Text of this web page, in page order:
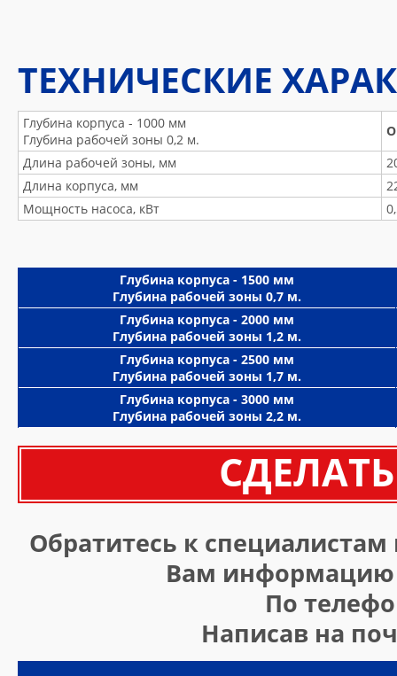
ТЕХНИЧЕСКИЕ
Глубина корпуса - 1000 мм
Глубина рабочей зоны 0,2 м.
Длина рабочей зоны, мм
Длина корпуса, мм
Мощность насоса, кВт
Глубина корпуса - 1500 мм
Глубина рабочей зоны 0,7 м.
Глубина корпуса - 2000 мм
Глубина рабочей зоны 1,2 м.
Глубина корпуса - 2500 мм
Глубина рабочей зоны 1,7 м.
Глубина корпуса - 3000 мм
Глубина рабочей зоны 2,2 м.
Обратитесь к
Вам информацию
По
Написав на